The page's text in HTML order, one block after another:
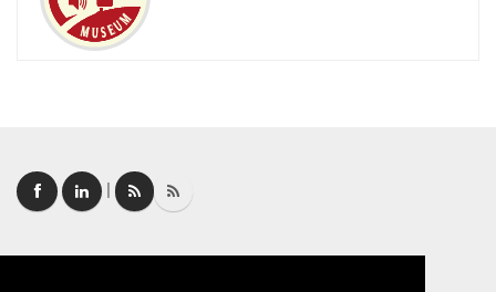
MUSEUM